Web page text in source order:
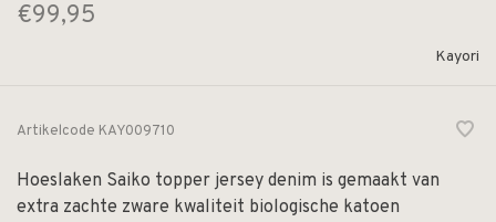
€99,95
Kayori
Artikelcode KAY009710
Hoeslaken Saiko topper jersey denim is gemaakt van
extra zachte zware kwaliteit biologische katoen